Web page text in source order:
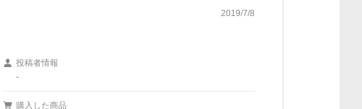
2019/7/8
投稿者情報
-
購入した商品